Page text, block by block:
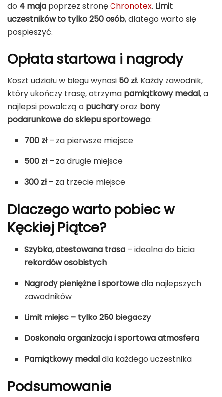
do 4 maja poprzez stronęChronotex. Limit
uczestników to tylko 250 osób, dlatego warto się
pospieszyć.
Opłata startowa i nagrody
Koszt udziału w biegu wynosi 50 zł. Każdy zawodnik,
który ukończy trasę, otrzyma pamiątkowy medal, a
najlepsi powalczą o pucharyoraz bony
podarunkowe do sklepu sportowego:
700 zł– za pierwsze miejsce
500 zł– za drugie miejsce
300 zł– za trzecie miejsce
Dlaczego warto pobiec w
Kęckiej Piątce?
Szybka, atestowana trasa – idealna do bicia
rekordów osobistych
Nagrody pieniężne i sportowedla najlepszych
zawodników
Limit miejsc – tylko 250 biegaczy
Doskonała organizacja i sportowa atmosfera
Pamiątkowy medaldla każdego uczestnika
Podsumowanie